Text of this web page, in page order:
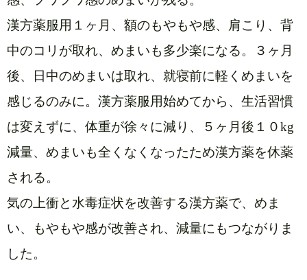
漢方薬服用１ヶ月、額のもやもや感、肩こり、背
中のコリが取れ、めまいも多少楽になる。３ヶ月
後、日中のめまいは取れ、就寝前に軽くめまいを
感じるのみに。漢方薬服用始めてから、生活習慣
は変えずに、体重が徐々に減り、５ヶ月後１０kg
減量、めまいも全くなくなったため漢方薬を休薬
される。
気の上衝と水毒症状を改善する漢方薬で、めま
い、もやもや感が改善され、減量にもつながりま
した。